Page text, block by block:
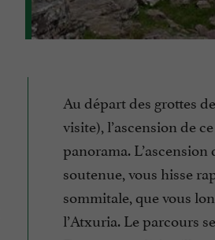
Au départ des grottes
visite), l’ascension de
panorama.
soutenue, vous hisse
sommitale, que vous
l’Atxuria. Le parcours